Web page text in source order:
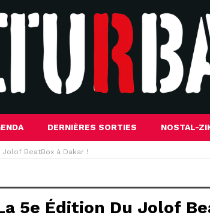
DERNIÈRES SORTIES NOSTAL-
BeatBox à Dakar !
5e Édition Du Jolof